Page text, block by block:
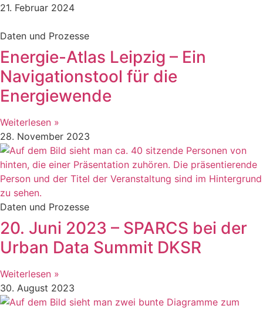
21. Februar 2024
Daten und Prozesse
Energie-Atlas Leipzig – Ein
Navigationstool für die
Energiewende
Weiterlesen »
28. November 2023
Daten und Prozesse
20. Juni 2023 – SPARCS bei der
Urban Data Summit DKSR
Weiterlesen »
30. August 2023